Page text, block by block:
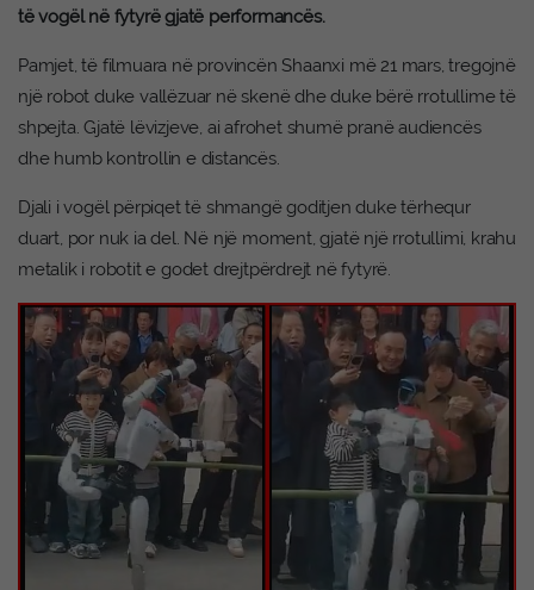
të vogël në fytyrë gjatë performancës.
Pamjet, të filmuara në provincën Shaanxi më 21 mars, tregojnë
një robot duke vallëzuar në skenë dhe duke bërë rrotullime të
shpejta. Gjatë lëvizjeve, ai afrohet shumë pranë audiencës
dhe humb kontrollin e distancës.
Djali i vogël përpiqet të shmangë goditjen duke tërhequr
duart, por nuk ia del. Në një moment, gjatë një rrotullimi, krahu
metalik i robotit e godet drejtpërdrejt në fytyrë.